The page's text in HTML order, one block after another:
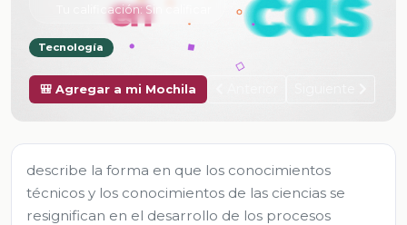
Tu calificación:Sin calificar
Tecnología
🎒 Agregar a mi Mochila
describe la forma en que los conocimientos
técnicos y los conocimientos de las ciencias se
resignifican en el desarrollo de los procesos